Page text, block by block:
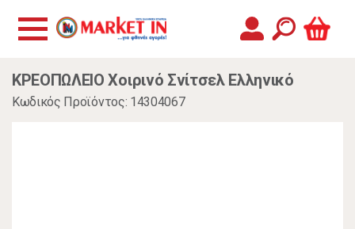
ΚΡΕΟΠΩΛΕΙΟ Χοιρινό Σνίτσελ Ελληνικό
Κωδικός Προϊόντος: 14304067